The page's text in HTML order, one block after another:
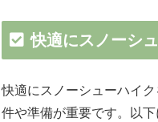
快適にスノーシ
快適にスノーシューハイ
件や準備が重要です。以